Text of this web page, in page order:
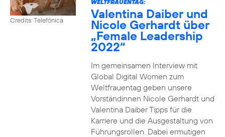
Credits: Telefónica
WELTFRAUENTAG:
Valentina Daiber und
Nicole Gerhardt über
„Female Leadership
2022“
Im gemeinsamen Interview mit
Global Digital Women zum
Weltfrauentag geben unsere
Vorständinnen Nicole Gerhardt und
Valentina Daiber Tipps für die
Karriere und die Ausgestaltung von
Führungsrollen. Dabei ermutigen